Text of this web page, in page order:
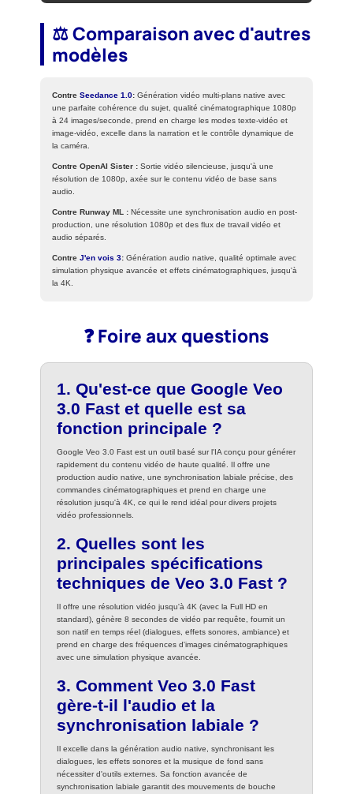
⚖️ Comparaison avec d'autres
modèles
ContreSeedance 1.0: Génération vidéo multi-plans native avec
une parfaite cohérence du sujet, qualité cinématographique 1080p
à 24 images/seconde, prend en charge les modes texte-vidéo et
image-vidéo, excelle dans la narration et le contrôle dynamique de
la caméra.
Contre OpenAI Sister : Sortie vidéo silencieuse, jusqu'à une
résolution de 1080p, axée sur le contenu vidéo de base sans
audio.
Contre Runway ML : Nécessite une synchronisation audio en post-
production, une résolution 1080p et des flux de travail vidéo et
audio séparés.
ContreJ'en vois 3: Génération audio native, qualité optimale avec
simulation physique avancée et effets cinématographiques, jusqu'à
la 4K.
❓ Foire aux questions
1. Qu'est-ce que Google Veo
3.0 Fast et quelle est sa
fonction principale ?
Google Veo 3.0 Fast est un outil basé sur l'IA conçu pour générer
rapidement du contenu vidéo de haute qualité. Il offre une
production audio native, une synchronisation labiale précise, des
commandes cinématographiques et prend en charge une
résolution jusqu'à 4K, ce qui le rend idéal pour divers projets
vidéo professionnels.
2. Quelles sont les
principales spécifications
techniques de Veo 3.0 Fast ?
Il offre une résolution vidéo jusqu'à 4K (avec la Full HD en
standard), génère 8 secondes de vidéo par requête, fournit un
son natif en temps réel (dialogues, effets sonores, ambiance) et
prend en charge des fréquences d'images cinématographiques
avec une simulation physique avancée.
3. Comment Veo 3.0 Fast
gère-t-il l'audio et la
synchronisation labiale ?
Il excelle dans la génération audio native, synchronisant les
dialogues, les effets sonores et la musique de fond sans
nécessiter d'outils externes. Sa fonction avancée de
synchronisation labiale garantit des mouvements de bouche